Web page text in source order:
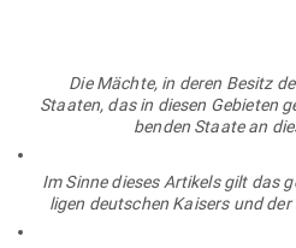
Die Mächte, in deren Besitz
Staaten, das in diesen Gebieten
benden Staate an
Im Sinne dieses Artikels gilt das
ligen deut­schen Kaisers und